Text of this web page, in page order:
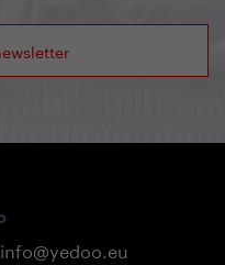
info@yedoo.eu